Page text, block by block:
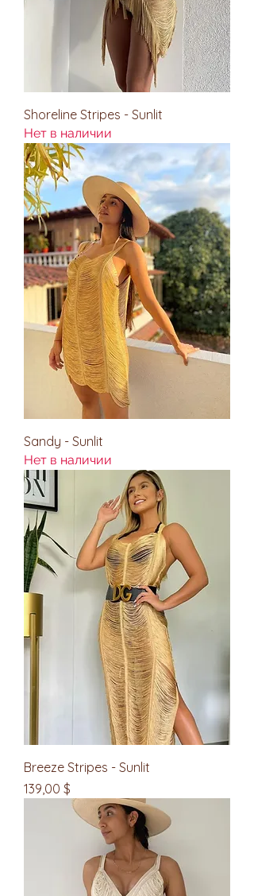
Shoreline Stripes - Sunlit
Нет в наличии
Sandy - Sunlit
Нет в наличии
Breeze Stripes - Sunlit
Цена
139,00 $